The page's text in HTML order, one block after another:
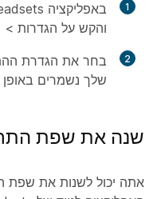
1
והקש על הגדרות >
2
בחר את הגדרת
שלך נשמרים באופן
שנה את שפת
אתה יכול לשנות את שפת